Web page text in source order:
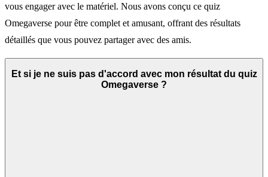
vous engager avec le matériel. Nous avons conçu ce quiz
Omegaverse pour être complet et amusant, offrant des résultats
détaillés que vous pouvez partager avec des amis.
Et si je ne suis pas d'accord avec mon résultat du quiz
Omegaverse ?